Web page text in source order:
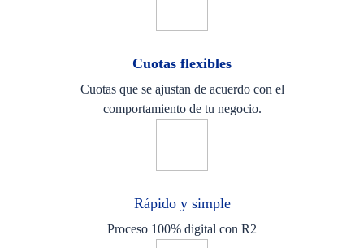
Cuotas flexibles
Cuotas que se ajustan de acuerdo con el
comportamiento de tu negocio.
Rápido y simple
Proceso 100% digital con R2